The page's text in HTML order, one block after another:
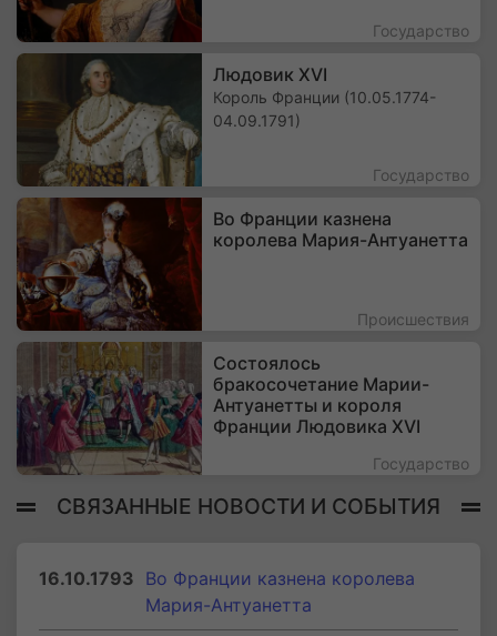
Государство
Людовик XVI
Король Франции (10.05.1774-
04.09.1791)
Государство
Во Франции казнена
королева Мария-Антуанетта
Происшествия
Состоялось
бракосочетание Марии-
Антуанетты и короля
Франции Людовика XVI
Государство
СВЯЗАННЫЕ НОВОСТИ И СОБЫТИЯ
16.10.1793 Во Франции казнена королева
Мария-Антуанетта